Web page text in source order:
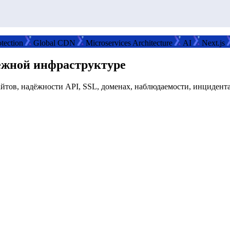
Global CDN Microservices Architecture AI Next.js
инфраструктуре
надёжности API, SSL, доменах, наблюдаемости,